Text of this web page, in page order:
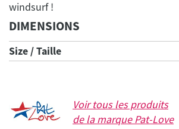
DIMENSIONS
Size / Taille
Voir tous les produits
de la marquePat-Love